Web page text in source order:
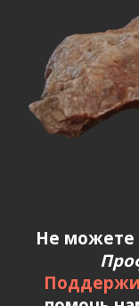
Не можете